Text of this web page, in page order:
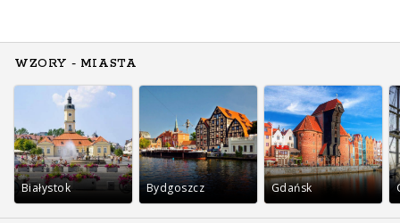
WZORY - MIASTA
Białystok Bydgoszcz Gdańsk